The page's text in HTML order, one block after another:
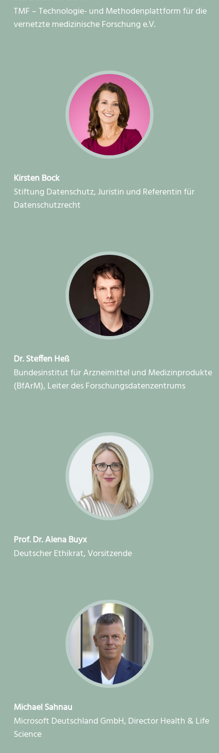
TMF – Technologie- und Methodenplattform für die
vernetzte medizinische Forschung e.V.
Kirsten Bock
Stiftung Datenschutz, Juristin und Referentin für
Datenschutzrecht
Dr. Steffen Heß
Bundesinstitut für Arzneimittel und Medizinprodukte
(BfArM), Leiter des Forschungsdatenzentrums
Prof. Dr. Alena Buyx
Deutscher Ethikrat, Vorsitzende
Michael Sahnau
Microsoft Deutschland GmbH, Director Health & Life
Science